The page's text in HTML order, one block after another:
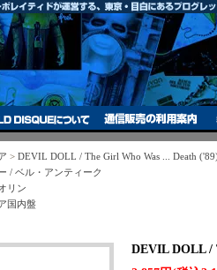
> DEVIL DOLL / The Girl Who Was ... Death
/ ベル・アンティーク
リン
国内盤
DEVIL DOLL /